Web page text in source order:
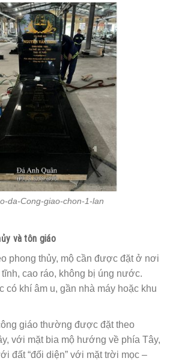
da-Cong-giao-chon-1-lan
và tôn giáo
phong thủy, mộ cần được đặt ở nơi
cao ráo, không bị úng nước.
có khí âm u, gần nhà máy hoặc khu
giáo thường được đặt theo
với mặt bia mộ hướng về phía Tây,
đất “đối diện” với mặt trời mọc –